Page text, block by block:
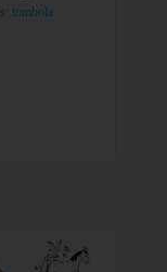
tombola